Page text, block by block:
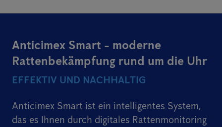
Anticimex Smart - moderne
Rattenbekämpfung rund um die Uhr
EFFEKTIV UND NACHHALTIG
Anticimex Smart ist ein intelligentes System,
das es Ihnen durch digitales Rattenmonitoring